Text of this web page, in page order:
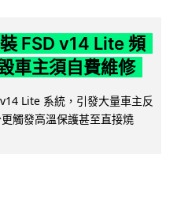
FSD v14 Lite 頻
車主須自費維修
Lite 系統，引發大量車主反
觸發高溫保護甚至直接燒